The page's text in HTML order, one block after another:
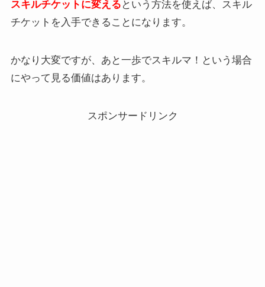
スキルチケットに変える という方法を使えば、スキル
チケットを入手できることになります。
かなり大変ですが、あと一歩でスキルマ！という場合
にやって見る価値はあります。
スポンサードリンク